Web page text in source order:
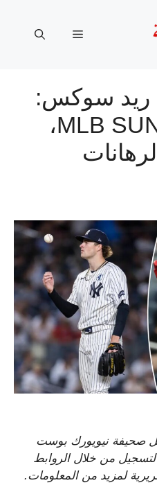
القائمة
ريد سوكس:
اختيارات MLB SUNDAY،
قد تحصل صحيفة نيويورك بوست
من خلال الروابط
لمزيد من المعلومات.